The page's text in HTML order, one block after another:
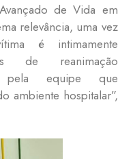
de Vida em
relevância, uma vez
é intimamente
de reanimação
pela equipe que
ambiente hospitalar”,